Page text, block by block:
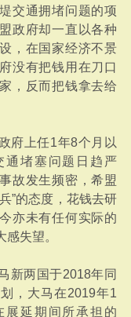
交通拥堵问题的项
政府却一直以各种
，在国家经济不景
没有把钱用在刀口
，反而把钱拿去给
府上任1年8个月以
通堵塞问题日趋严
故发生频密，希盟
”的态度，花钱去研
亦未有任何实际的
失望。
新两国于2018年同
，大马在2019年1
展延期间所承担的